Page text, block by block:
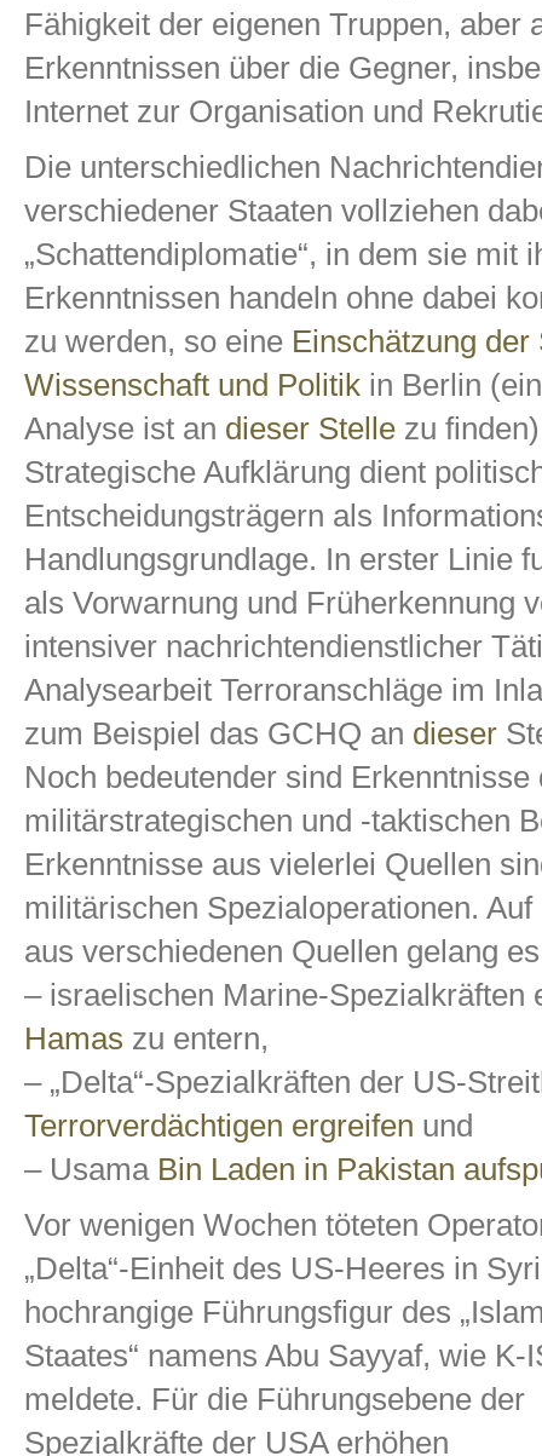
Fähigkeit der eigenen Truppen, aber
Erkenntnissen über die Gegner,
Internet zur Organisation und
Die unterschiedlichen
verschiedener Staaten vollziehen
„Schattendiplomatie“, in dem sie mit
Erkenntnissen handeln ohne dabei
zu werden, so eine Einschätzung der
Wissenschaft und Politik in Berlin
Analyse ist an dieser Stelle zu
Strategische Aufklärung dient
Entscheidungsträgern als
Handlungsgrundlage. In erster Linie
als Vorwarnung und Früherkennung
intensiver nachrichtendienstlicher
Analysearbeit Terroranschläge im
zum Beispiel das GCHQ an dieser
Noch bedeutender sind
militärstrategischen und -taktischen
Erkenntnisse aus vielerlei Quellen
militärischen Spezialoperationen.
aus verschiedenen Quellen gelang
– israelischen Marine-Spezialkräften
Hamas zu entern,
– „Delta“-Spezialkräften der US-
Terrorverdächtigen ergreifen und
– Usama Bin Laden in Pakistan
Vor wenigen Wochen töteten
„Delta“-Einheit des US-Heeres in
hochrangige Führungsfigur des
Staates“ namens Abu Sayyaf, wie
meldete. Für die Führungsebene der
Spezialkräfte der USA erhöhen